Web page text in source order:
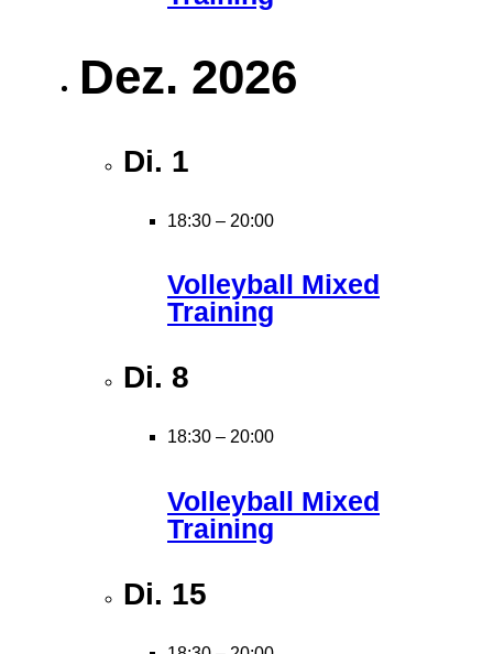
Dez. 2026
Di. 1
18:30 – 20:00
Volleyball Mixed
Training
Di. 8
18:30 – 20:00
Volleyball Mixed
Training
Di. 15